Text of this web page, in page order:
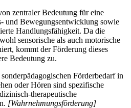
zentraler Bedeutung für eine
und Bewegungsentwicklung sowie
Handlungsfähigkeit. Da die
sensorische als auch motorische
kommt der Förderung dieses
Bedeutung zu.
Förderbedarf in
oder Hören sind spezifische
therapeutische
[Wahrnehmungsförderung]